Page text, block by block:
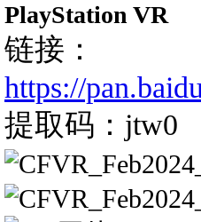
PlayStation VR
链接：
https://
提取码：jtw0